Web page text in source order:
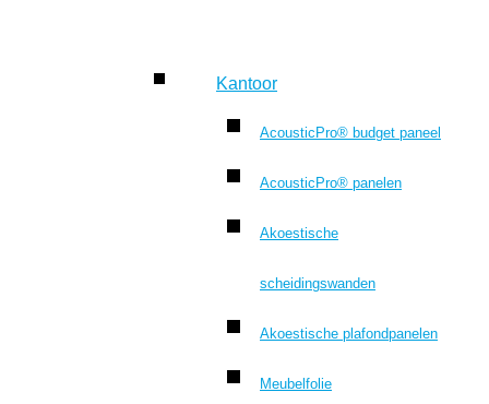
Kantoor
AcousticPro® budget paneel
AcousticPro® panelen
Akoestische
scheidingswanden
Akoestische plafondpanelen
Meubelfolie